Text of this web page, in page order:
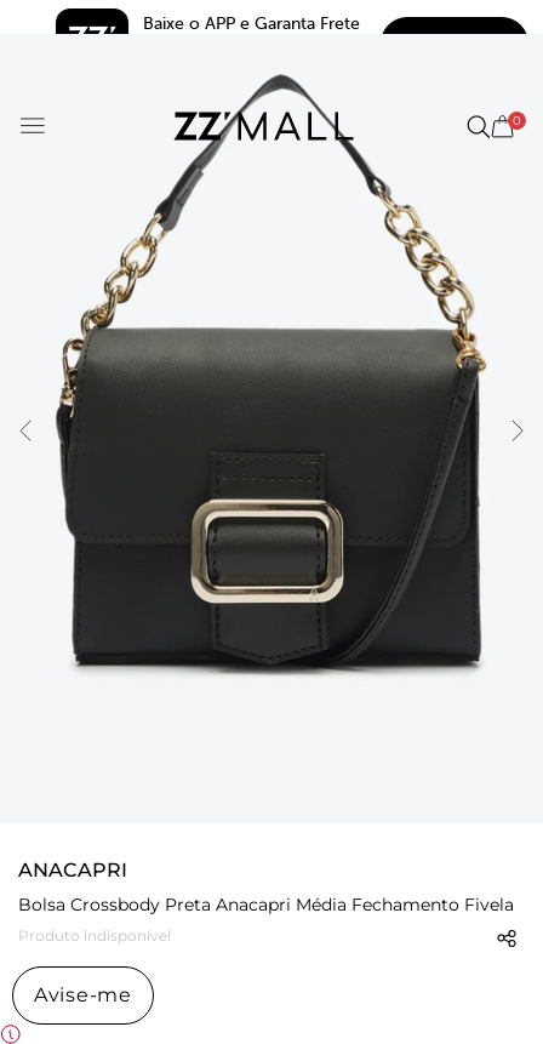
Baixe o APP e Garanta Frete
0
ANACAPRI
Bolsa Crossbody Preta Anacapri Média Fechamento Fivela
Produto indisponível
Avise-me